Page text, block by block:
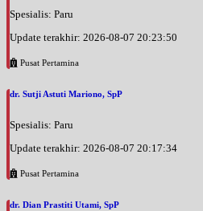
Spesialis: Paru
Update terakhir: 2026-08-07 20:23:50
Pusat Pertamina
dr. Sutji Astuti Mariono, SpP
Spesialis: Paru
Update terakhir: 2026-08-07 20:17:34
Pusat Pertamina
dr. Dian Prastiti Utami, SpP